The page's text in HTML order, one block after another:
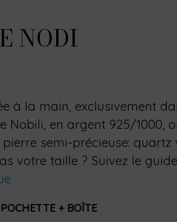
NODI
à la main, exclusivement
Nobili, en argent 925/1000,
semi-précieuse: quartz
votre taille ? Suivez le
POCHETTE + BOÎTE